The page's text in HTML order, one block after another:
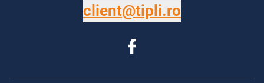
client@tipli.ro